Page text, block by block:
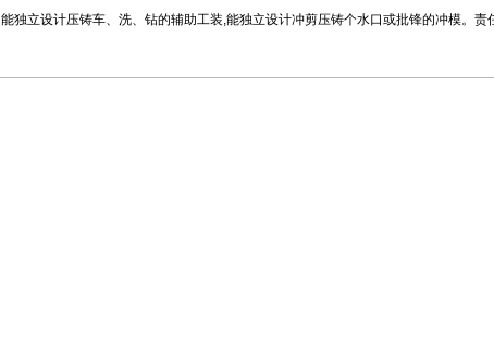
能独立设计压铸车、洗、钻的辅助工装,能独立设计冲剪压铸个水口或批锋的冲模。